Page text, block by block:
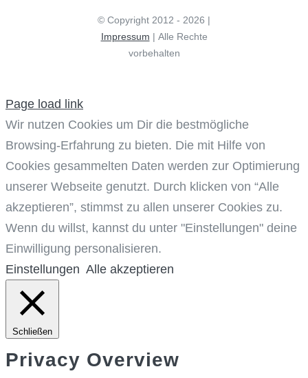
© Copyright 2012 - 2026 |
Impressum
vorbehalten
Page load link
Wir nutzen Cookies um Dir die bestmögliche
Browsing-Erfahrung zu bieten. Die mit Hilfe von
Cookies gesammelten Daten werden zur Optimierung
unserer Webseite genutzt. Durch klicken von “Alle
akzeptieren”, stimmst zu allen unserer Cookies zu.
Wenn du willst, kannst du unter "Einstellungen" deine
Einwilligung personalisieren.
Einstellungen Alle akzeptieren
Schließen
Privacy Overview